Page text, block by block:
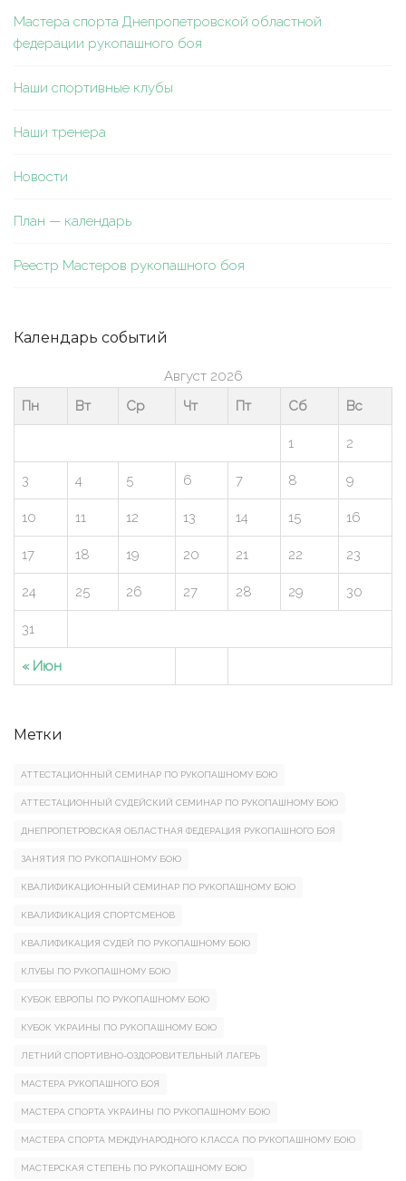
Мастера спорта Днепропетровской областной
федерации рукопашного боя
Наши спортивные клубы
Наши тренера
Новости
План — календарь
Реестр Мастеров рукопашного боя
Календарь событий
Август 2026
Пн
Вт Ср Чт Пт Сб Вс
« Июн
1 2
3 4 5 6 7 8 9
10 11 12 13 14 15 16
17 18 19 20 21 22 23
24 25 26 27 28 29 30
31
Метки
АТТЕСТАЦИОННЫЙ СЕМИНАР ПО РУКОПАШНОМУ БОЮ
АТТЕСТАЦИОННЫЙ СУДЕЙСКИЙ СЕМИНАР ПО РУКОПАШНОМУ БОЮ
ДНЕПРОПЕТРОВСКАЯ ОБЛАСТНАЯ ФЕДЕРАЦИЯ РУКОПАШНОГО БОЯ
ЗАНЯТИЯ ПО РУКОПАШНОМУ БОЮ
КВАЛИФИКАЦИОННЫЙ СЕМИНАР ПО РУКОПАШНОМУ БОЮ
КВАЛИФИКАЦИЯ СПОРТСМЕНОВ
КВАЛИФИКАЦИЯ СУДЕЙ ПО РУКОПАШНОМУ БОЮ
КЛУБЫ ПО РУКОПАШНОМУ БОЮ
КУБОК ЕВРОПЫ ПО РУКОПАШНОМУ БОЮ
КУБОК УКРАИНЫ ПО РУКОПАШНОМУ БОЮ
ЛЕТНИЙ СПОРТИВНО-ОЗДОРОВИТЕЛЬНЫЙ ЛАГЕРЬ
МАСТЕРА РУКОПАШНОГО БОЯ
МАСТЕРА СПОРТА УКРАИНЫ ПО РУКОПАШНОМУ БОЮ
МАСТЕРА СПОРТА МЕЖДУНАРОДНОГО КЛАССА ПО РУКОПАШНОМУ БОЮ
МАСТЕРСКАЯ СТЕПЕНЬ ПО РУКОПАШНОМУ БОЮ